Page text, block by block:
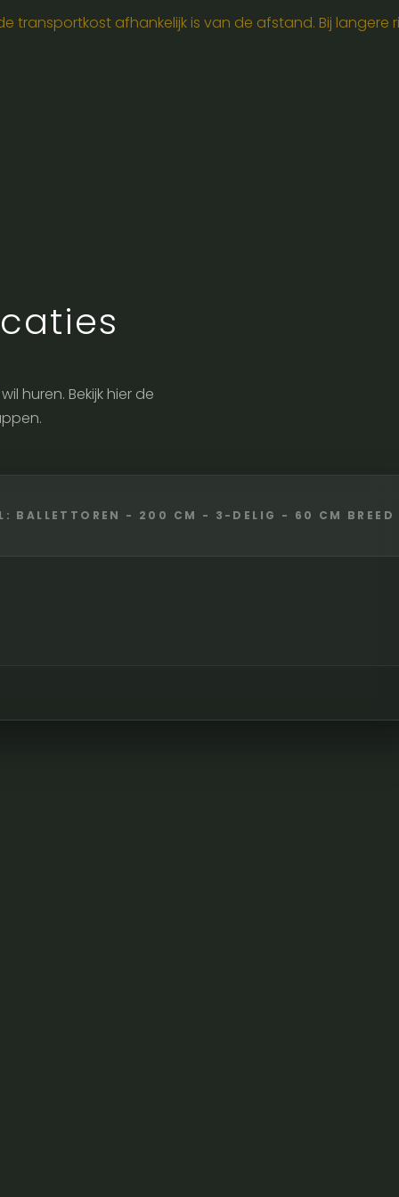
transportkost afhankelijk is van de afstand. Bij
wil huren. Bekijk hier de
BALLETTOREN - 200 CM - 3-DELIG - 60 CM BREED